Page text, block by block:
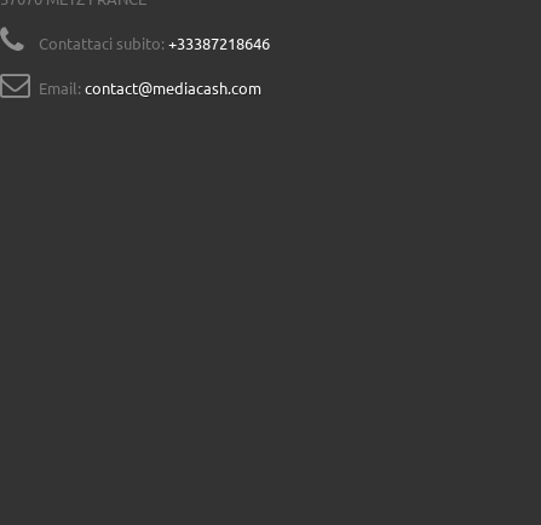
Contattaci subito: +33387218646
Email: contact@mediacash.com